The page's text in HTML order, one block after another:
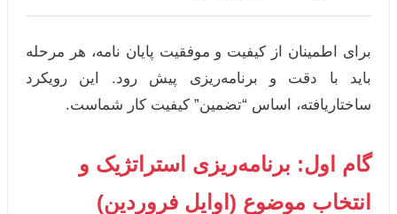
برای اطمینان از کیفیت و موفقیت پایان نامه، هر مرحله
باید با دقت و برنامه‌ریزی پیش رود. این رویکرد
ساختاریافته، اساس “تضمین” کیفیت کار شماست.
گام اول: برنامه‌ریزی استراتژیک و
انتخاب موضوع (اوایل فروردین)